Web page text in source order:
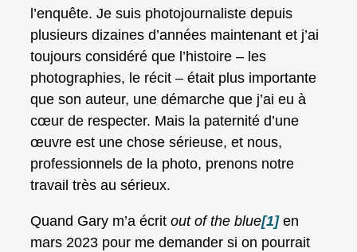
l’enquête. Je suis photojournaliste depuis
plusieurs dizaines d’années maintenant et j’ai
toujours considéré que l’histoire – les
photographies, le récit – était plus importante
que son auteur, une démarche que j’ai eu à
cœur de respecter. Mais la paternité d’une
œuvre est une chose sérieuse, et nous,
professionnels de la photo, prenons notre
travail très au sérieux.
Quand Gary m’a écrit out of the blue[1]en
mars 2023 pour me demander si on pourrait